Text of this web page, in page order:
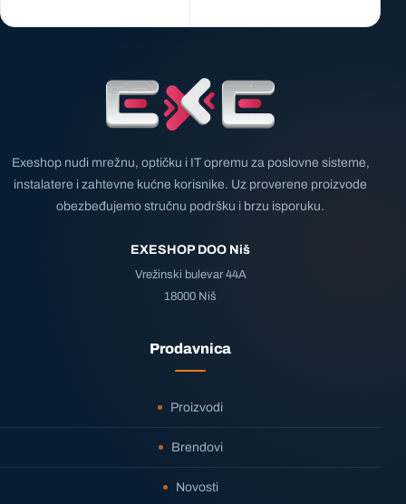
Exeshop nudi mrežnu, optičku i IT opremu za poslovne sisteme,
instalatere i zahtevne kućne korisnike. Uz proverene proizvode
obezbeđujemo stručnu podršku i brzu isporuku.
EXESHOP DOO Niš
Vrežinski bulevar 44A
18000 Niš
Prodavnica
Proizvodi
Brendovi
Novosti